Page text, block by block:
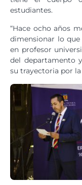
estudiantes.
“Hace ocho años
dimensionar lo
en profesor
del departamento
su trayectoria por